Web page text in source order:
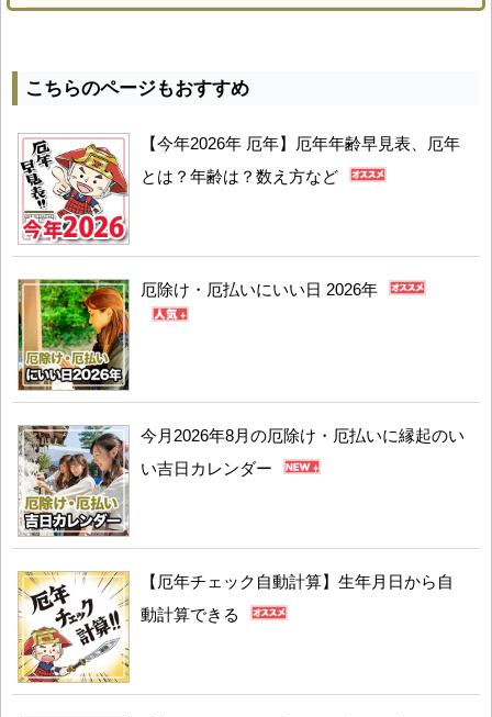
こちらのページもおすすめ
【今年2026年 厄年】厄年年齢早見表、厄年
とは？年齢は？数え方など
厄除け・厄払いにいい日 2026年
今月2026年8月の厄除け・厄払いに縁起のい
い吉日カレンダー
【厄年チェック自動計算】生年月日から自
動計算できる